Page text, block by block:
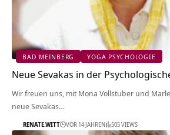
BAD MEINBERG YOGA PSYCHOLOGIE
Neue Sevakas in der
Wir freuen uns, mit Mona Vollstuber und
neue Sevakas…
RENATE.WITT VOR 14 JAHREN 505 VIEWS